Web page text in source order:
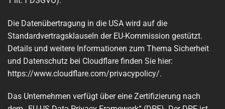
Die Datenübertragung in die USA wird auf die
Standardvertragsklauseln der EU-Kommission gestützt.
Details und weitere Informationen zum Thema Sicherheit
und Datenschutz bei Cloudflare finden Sie hier:
https://www.cloudflare.com/privacypolicy/.
Das Unternehmen verfügt über eine Zertifizierung nach